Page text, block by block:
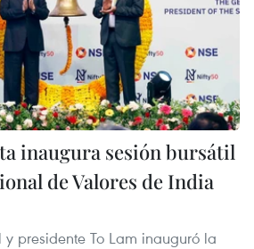
inaugura sesión bursátil
de Valores de India
y presidente To Lam inauguró la